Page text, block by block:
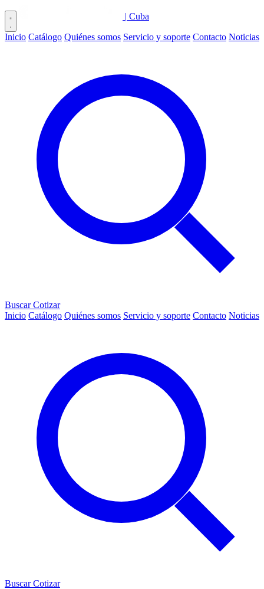
| Cuba
Inicio Catálogo Quiénes somos Servicio y soporte Contacto Noticias
BuscarCotizar
Inicio Catálogo Quiénes somos Servicio y soporte Contacto Noticias
BuscarCotizar